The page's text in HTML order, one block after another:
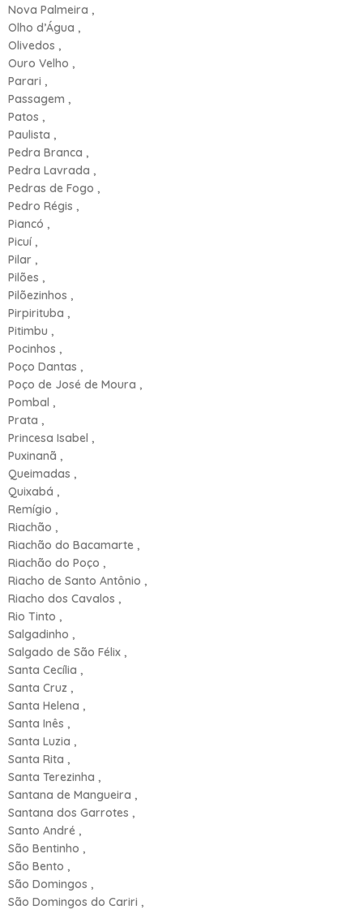
Nova Palmeira ,
Olho d’Água ,
Olivedos ,
Ouro Velho ,
Parari ,
Passagem ,
Patos ,
Paulista ,
Pedra Branca ,
Pedra Lavrada ,
Pedras de Fogo ,
Pedro Régis ,
Piancó ,
Picuí ,
Pilar ,
Pilões ,
Pilõezinhos ,
Pirpirituba ,
Pitimbu ,
Pocinhos ,
Poço Dantas ,
Poço de José de Moura ,
Pombal ,
Prata ,
Princesa Isabel ,
Puxinanã ,
Queimadas ,
Quixabá ,
Remígio ,
Riachão ,
Riachão do Bacamarte ,
Riachão do Poço ,
Riacho de Santo Antônio ,
Riacho dos Cavalos ,
Rio Tinto ,
Salgadinho ,
Salgado de São Félix ,
Santa Cecília ,
Santa Cruz ,
Santa Helena ,
Santa Inês ,
Santa Luzia ,
Santa Rita ,
Santa Terezinha ,
Santana de Mangueira ,
Santana dos Garrotes ,
Santo André ,
São Bentinho ,
São Bento ,
São Domingos ,
São Domingos do Cariri ,